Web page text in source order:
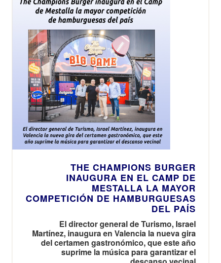
THE CHAMPIONS BURGER
INAUGURA EN EL CAMP DE
MESTALLA LA MAYOR
COMPETICIÓN DE HAMBURGUESAS
DEL PAÍS
El director general de Turismo, Israel
Martínez, inaugura en Valencia la nueva gira
del certamen gastronómico, que este año
suprime la música para garantizar el